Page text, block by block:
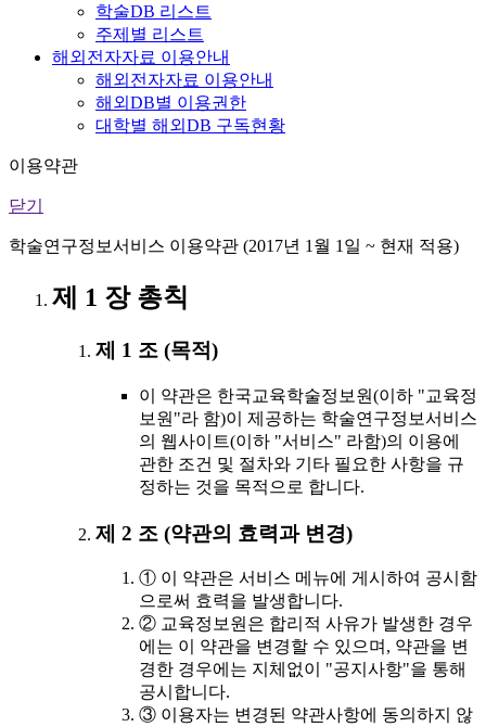
학술DB 리스트
주제별 리스트
해외전자자료 이용안내
해외전자자료 이용안내
해외DB별 이용권한
대학별 해외DB 구독현황
이용약관
닫기
학술연구정보서비스 이용약관 (2017년 1월 1일 ~ 현재 적용)
제 1 장 총칙
제 1 조 (목적)
이 약관은 한국교육학술정보원(이하 "교육정
보원"라 함)이 제공하는 학술연구정보서비스
의 웹사이트(이하 "서비스" 라함)의 이용에
관한 조건 및 절차와 기타 필요한 사항을 규
정하는 것을 목적으로 합니다.
제 2 조 (약관의 효력과 변경)
① 이 약관은 서비스 메뉴에 게시하여 공시함
으로써 효력을 발생합니다.
② 교육정보원은 합리적 사유가 발생한 경우
에는 이 약관을 변경할 수 있으며, 약관을 변
경한 경우에는 지체없이 "공지사항"을 통해
공시합니다.
③ 이용자는 변경된 약관사항에 동의하지 않